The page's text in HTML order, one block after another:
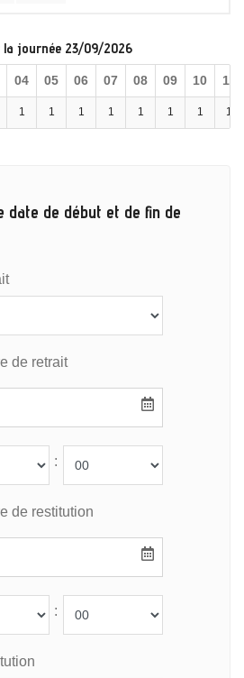
journée 23/09/2026
04 05 06 07 08 09 10 11
1 1 1 1 1 1 1 1
date de début et de fin de
de retrait
:
de restitution
: